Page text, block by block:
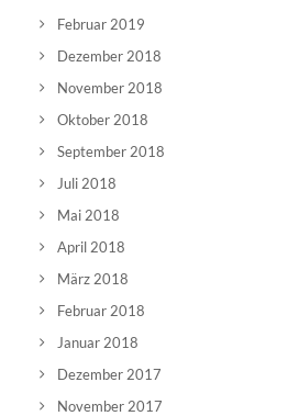
Februar 2019
Dezember 2018
November 2018
Oktober 2018
September 2018
Juli 2018
Mai 2018
April 2018
März 2018
Februar 2018
Januar 2018
Dezember 2017
November 2017